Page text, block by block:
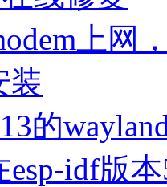
上网
装
的
esp-idf版